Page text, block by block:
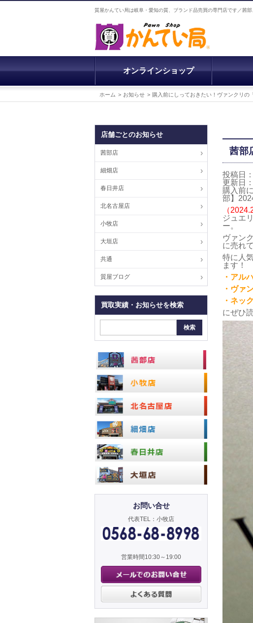
質屋かんてい局は岐阜・愛知の質、ブランド品売買の専門店です／茜
オンラインショップ
ホーム お知らせ 購入前にしっておきたい！ヴァンクリの
茜部
投稿日
更新日
購入前
部】
（
ジュエ
ー。
ヴァン
に売れ
特に人
ます！
・アル
・ヴァ
・ネッ
にぜひ
店舗ごとのお知らせ
茜部店
細畑店
春日井店
北名古屋店
小牧店
大垣店
共通
質屋ブログ
買取実績・お知らせを検索
検索
お問い合せ
代表TEL：小牧店
営業時間10:30～19:00